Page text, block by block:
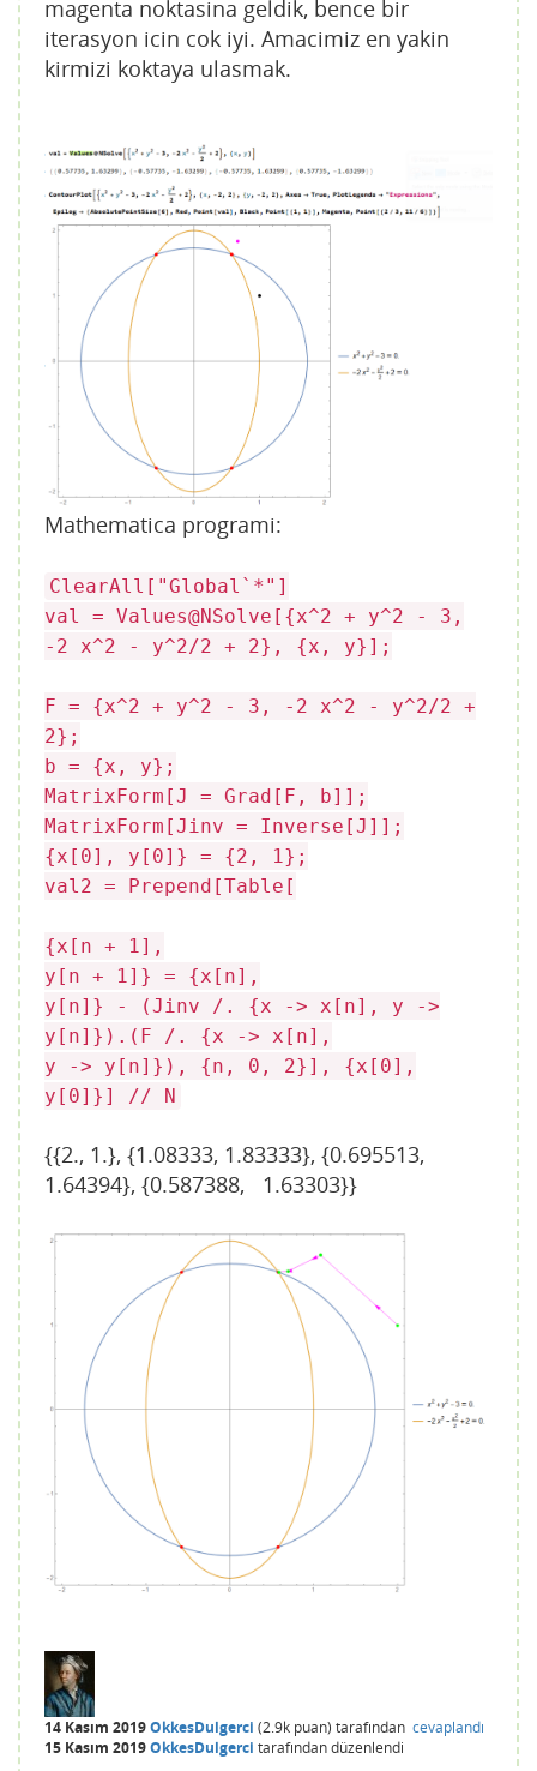
magenta noktasina geldik, bence bir
iterasyon icin cok iyi. Amacimiz en yakin
kirmizi koktaya ulasmak.
Mathematica programi:
ClearAll["Global`*"]
val = Values@NSolve[{x^2 + y^2 - 3,
-2 x^2 - y^2/2 + 2}, {x, y}];
F = {x^2 + y^2 - 3, -2 x^2 - y^2/2 +
2};
b = {x, y};
MatrixForm[J = Grad[F, b]];
MatrixForm[Jinv = Inverse[J]];
{x[0], y[0]} = {2, 1};
val2 = Prepend[Table[
{x[n + 1],
y[n + 1]} = {x[n],
y[n]} - (Jinv /. {x -> x[n], y ->
y[n]}).(F /. {x -> x[n],
y -> y[n]}), {n, 0, 2}], {x[0],
y[0]}] // N
{{2., 1.}, {1.08333, 1.83333}, {0.695513,
1.64394}, {0.587388, 1.63303}}
14 Kasım 2019OkkesDulgerci (2.9k puan) tarafından cevaplandı
15 Kasım 2019OkkesDulgerci tarafındandüzenlendi